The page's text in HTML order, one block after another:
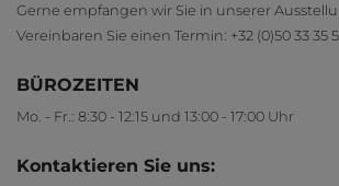
Gerne empfangen wir Sie in unserer
Vereinbaren Sie einen Termin: +32 (0)50 33 35
BÜROZEITEN
Mo. - Fr.: 8:30 - 12:15 und 13:00 - 17:00 Uhr
Kontaktieren Sie uns: